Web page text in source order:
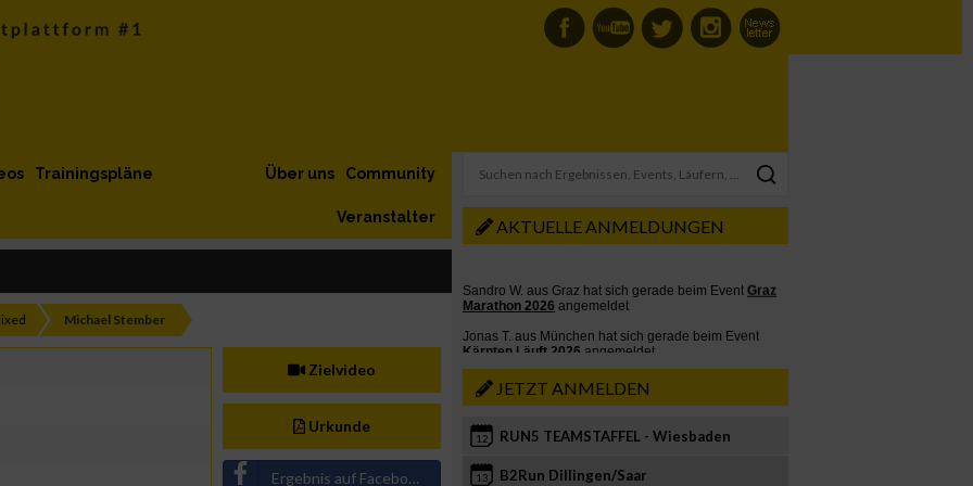
Trainingspläne Community
Über uns
Veranstalter
Michael Stember
Zielvideo
Urkunde
Ergebnis auf Facebook teilen
AKTUELLE ANMELDUNGEN
JETZT ANMELDEN
12 RUN5 TEAMSTAFFEL - Wiesbaden
13 B2Run Dillingen/Saar